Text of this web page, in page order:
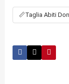
📏Taglia Abiti